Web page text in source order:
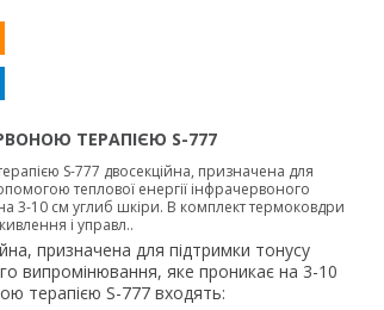
ТЕРАПІЄЮ S-777
S-777 двосекційна, призначена для
теплової енергії інфрачервоного
3-10 см углиб шкіри. В комплект термоковдри
і управл..
призначена для підтримки тонусу
випромінювання, яке проникає на 3-10
терапією S-777 входять: